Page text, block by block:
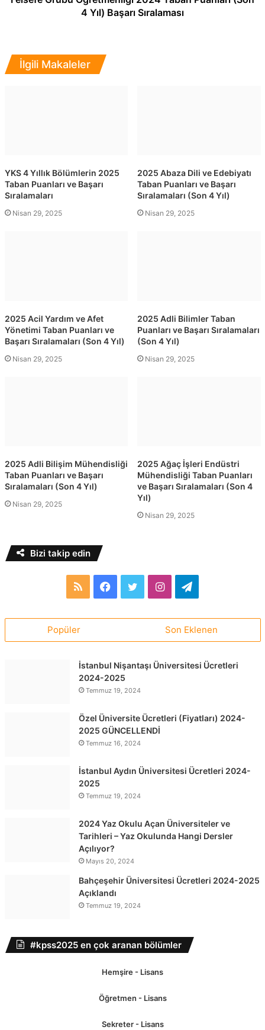
4 Yıl) Başarı Sıralaması
İlgili Makaleler
YKS 4 Yıllık Bölümlerin 2025
Taban Puanları ve Başarı
Sıralamaları
Nisan 29, 2025
2025 Abaza Dili ve Edebiyatı
Taban Puanları ve Başarı
Sıralamaları (Son 4 Yıl)
Nisan 29, 2025
2025 Acil Yardım ve Afet
Yönetimi Taban Puanları ve
Başarı Sıralamaları (Son 4 Yıl)
Nisan 29, 2025
2025 Adli Bilimler Taban
Puanları ve Başarı Sıralamaları
(Son 4 Yıl)
Nisan 29, 2025
2025 Adli Bilişim Mühendisliği
Taban Puanları ve Başarı
Sıralamaları (Son 4 Yıl)
Nisan 29, 2025
2025 Ağaç İşleri Endüstri
Mühendisliği Taban Puanları
ve Başarı Sıralamaları (Son 4
Yıl)
Nisan 29, 2025
Bizi takip edin
RSS Facebook
TwitterInstagramTelegram
Popüler Son Eklenen
İstanbul Nişantaşı Üniversitesi Ücretleri
2024-2025
Temmuz 19, 2024
Özel Üniversite Ücretleri (Fiyatları) 2024-
2025 GÜNCELLENDİ
Temmuz 16, 2024
İstanbul Aydın Üniversitesi Ücretleri 2024-
2025
Temmuz 19, 2024
2024 Yaz Okulu Açan Üniversiteler ve
Tarihleri – Yaz Okulunda Hangi Dersler
Açılıyor?
Mayıs 20, 2024
Bahçeşehir Üniversitesi Ücretleri 2024-2025
Açıklandı
Temmuz 19, 2024
#kpss2025 en çok aranan bölümler
Hemşire - Lisans
Öğretmen - Lisans
Sekreter - Lisans